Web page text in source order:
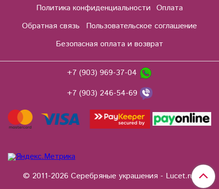
Политика конфиденциальности Оплата
Обратная связь
Пользовательское соглашение
Безопасная оплата и возврат
+7 (903) 969-37-04
+7 (903) 246-54-69
© 2011-2026 Серебряные украшения - Lucet.ru.